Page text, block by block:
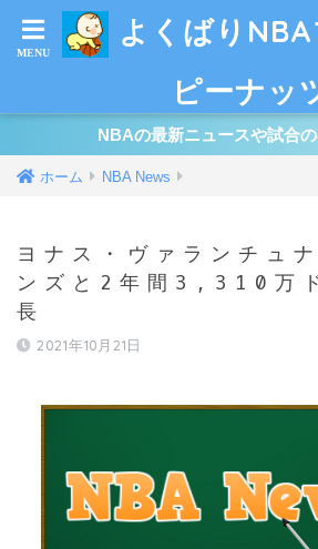
よくばり
ピーナッ
NBAの最新ニュースや試合
ホーム NBA News
ヨナス・ヴァランチュ
ンズと2年間3,310万
長
2021年10月21日